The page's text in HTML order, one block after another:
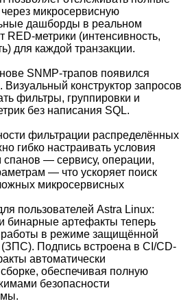
микросервисную
дашборды в реальном
метрики (интенсивность,
для каждой транзакции.
SNMP-трапов появился
конструктор запросов
фильтры, группировки и
без написания SQL.
фильтрации распределённых
гибко настраивать условия
спанов — сервису, операции,
— что ускоряет поиск
микросервисных
пользователей Astra Linux:
бинарные артефакты теперь
в режиме защищённой
Подпись встроена в CI/CD-
автоматически
обеспечивая полную
безопасности